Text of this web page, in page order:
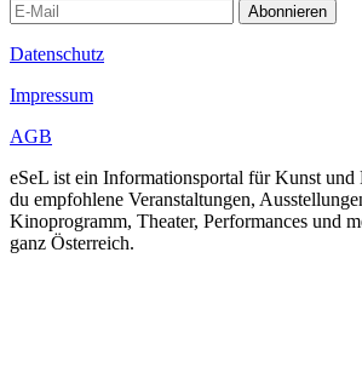
Abonnieren
Datenschutz
Impressum
AGB
eSeL ist ein Informationsportal für Kunst
du empfohlene Veranstaltungen,
Kinoprogramm, Theater, Performances und
ganz Österreich.